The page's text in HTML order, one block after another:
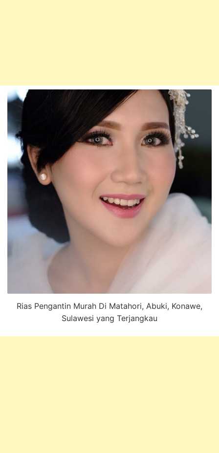
Rias Pengantin Murah Di Matahori, Abuki, Konawe,
Sulawesi yang Terjangkau